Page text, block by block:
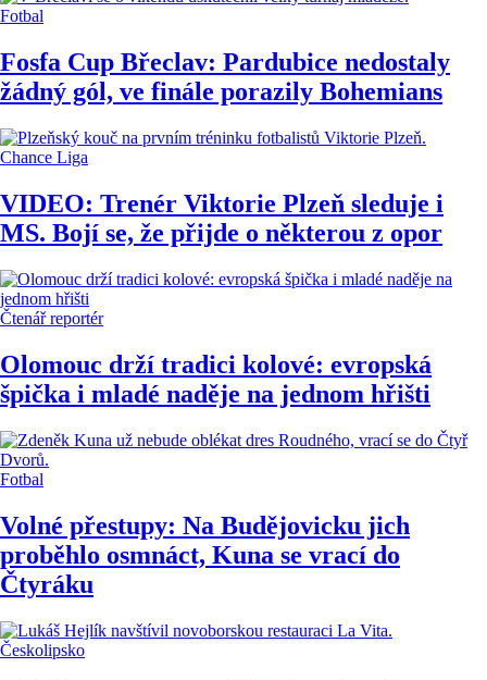
Fotbal
Fosfa Cup Břeclav: Pardubice nedostaly
žádný gól, ve finále porazily Bohemians
Chance Liga
VIDEO: Trenér Viktorie Plzeň sleduje i
MS. Bojí se, že přijde o některou z opor
Čtenář reportér
Olomouc drží tradici kolové: evropská
špička i mladé naděje na jednom hřišti
Fotbal
Volné přestupy: Na Budějovicku jich
proběhlo osmnáct, Kuna se vrací do
Čtyráku
Českolipsko